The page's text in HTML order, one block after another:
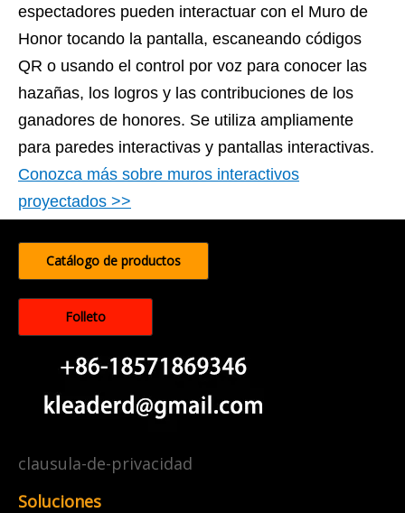
espectadores pueden interactuar con el Muro de
Honor tocando la pantalla, escaneando códigos
QR o usando el control por voz para conocer las
hazañas, los logros y las contribuciones de los
ganadores de honores. Se utiliza ampliamente
para paredes interactivas y pantallas interactivas.
Conozca más sobre muros interactivos
proyectados >>
Catálogo de productos
Folleto
clausula-de-privacidad
Soluciones